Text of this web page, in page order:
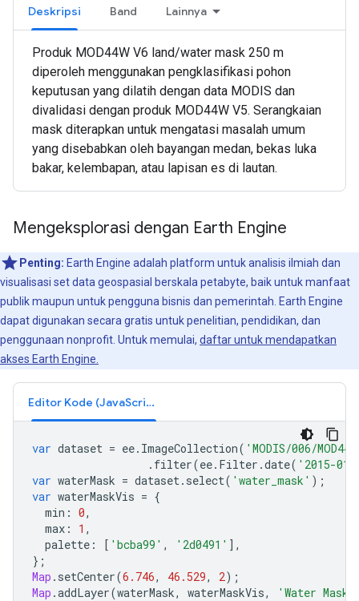
Deskripsi Band Lainnya
Produk MOD44W V6 land/water mask 250 m
diperoleh menggunakan pengklasifikasi pohon
keputusan yang dilatih dengan data MODIS dan
divalidasi dengan produk MOD44W V5. Serangkaian
mask diterapkan untuk mengatasi masalah umum
yang disebabkan oleh bayangan medan, bekas luka
bakar, kelembapan, atau lapisan es di lautan.
Mengeksplorasi dengan Earth Engine
Penting: Earth Engine adalah platform untuk analisis ilmiah dan
visualisasi set data geospasial berskala petabyte, baik untuk manfaat
publik maupun untuk pengguna bisnis dan pemerintah. Earth Engine
dapat digunakan secara gratis untuk penelitian, pendidikan, dan
penggunaan nonprofit. Untuk memulai, daftar untuk mendapatkan
akses Earth Engine.
Editor Kode (JavaScript)
var dataset = ee. ImageCollection( 'MODIS/006/
. filter(ee. Filter .date( '2015-
var waterMask = dataset. select( 'water_mask' );
var waterMaskVis = {
min : 0,
max : 1 ,
palette : [ 'bcba99' , '2d0491' ],
};
Map . setCenter(6.746, 46.529, 2);
Map .addLayer(waterMask, waterMaskVis, 'Water Mask'